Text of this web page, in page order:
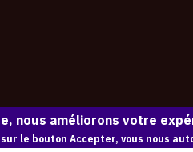
nous améliorons votre
le bouton Accepter, vous nous